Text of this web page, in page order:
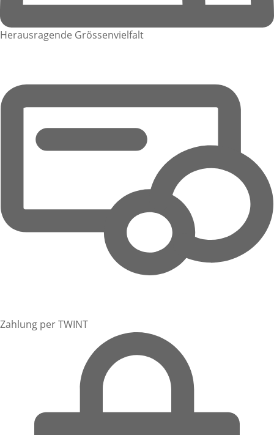
Herausragende Grössenvielfalt
Zahlung per TWINT